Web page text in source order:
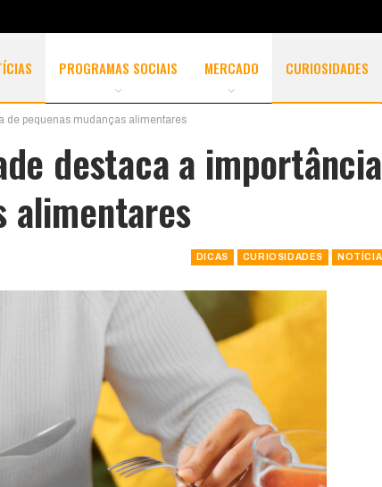
PROGRAMAS SOCIAIS MERCADO CURIOSIDADES
de pequenas mudanças alimentares
destaca a importância
alimentares
DICAS CURIOSIDADES